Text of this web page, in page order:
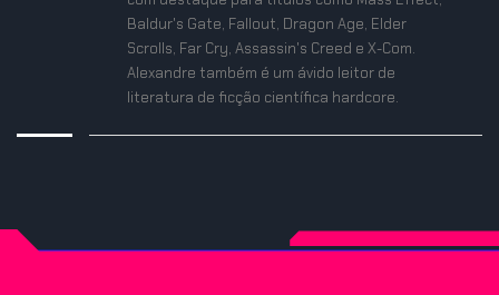
Baldur's Gate, Fallout, Dragon Age, Elder
Scrolls, Far Cry, Assassin's Creed e X-Com.
Alexandre também é um ávido leitor de
literatura de ficção científica hardcore.